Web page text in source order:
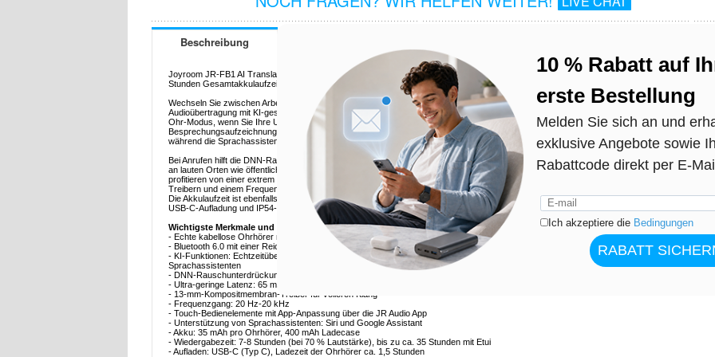
Beschreibung
Joyroom JR-FB1 AI Translation TWS-Kopfhörer - Bluetooth 6.0, DNN-Rauschunterdrückung, 65 ms niedrige Latenz, 13-mm-Treiber, 35
Stunden Gesamtakkulaufzeit, IP54
Wechseln Sie zwischen Arbeit, Anrufen und Spielen, ohne die Ohrhörer zu wechseln. JOYROOM JR-FB1 kombiniert echte kabellose
Audioübertragung mit KI-gestützten Funktionen, die für die tägliche Produktivität und Unterhaltung entwickelt wurden. Verwenden Sie den Ein-
Ohr-Modus, wenn Sie Ihre Umgebung wahrnehmen möchten, oder tragen Sie beide Ohrhörer für vollen Stereoklang. KI-Echtzeitübersetzung,
Besprechungsaufzeichnung und KI-Zusammenfassungserstellung helfen Ihnen auf Reisen, beim Lernen und an arbeitsreichen Tagen,
während die Sprachassistenzunterstützung Ihnen die Hände frei hält.
Bei Anrufen hilft die DNN-Rauschunterdrückung dabei, Hintergrundgeräusche zu reduzieren (angeblich 24-40 dB), sodass Ihre Stimme auch
an lauten Orten wie öffentlichen Verkehrsmitteln, Restaurants oder bei windigen Außenbedingungen klarer bleibt. Gamer und Streamer
profitieren von einer extrem niedrigen Latenz von 65 ms für eine bessere Audio-Video-Synchronisation. Mit 13-mm-Kompositmembran-
Treibern und einem Frequenzbereich von 20 Hz bis 20 kHz erhalten Sie druckvolle Bässe und ausgewogene Details für Musik und Videos.
Die Akkulaufzeit ist ebenfalls auf lange Tage ausgelegt: 7 bis 8 Stunden pro Ladung und bis zu 35 Stunden insgesamt mit dem Ladecase, dazu
USB-C-Aufladung und IP54-Schutz für den täglichen Gebrauch.
Wichtigste Merkmale und Spezifikationen
- Echte kabellose Ohrhörer mit Ein-Ohr- oder Zwei-Ohr-Tragemodus
- Bluetooth 6.0 mit einer Reichweite von bis zu 10 m
- KI-Funktionen: Echtzeitübersetzung, Aufzeichnung von Besprechungen, KI-Zusammenfassungserstellung, Integration von
Sprachassistenten
- DNN-Rauschunterdrückung für klarere Anrufe (angegebene Rauschunterdrückung von 24-40 dB)
- Ultra-geringe Latenz: 65 ms für Gaming und Video-Streaming
- 13-mm-Kompositmembran-Treiber für volleren Klang
- Frequenzgang: 20 Hz-20 kHz
- Touch-Bedienelemente mit App-Anpassung über die JR Audio App
- Unterstützung von Sprachassistenten: Siri und Google Assistant
- Akku: 35 mAh pro Ohrhörer, 400 mAh Ladecase
- Wiedergabezeit: 7-8 Stunden (bei 70 % Lautstärke), bis zu ca. 35 Stunden mit Etui
- Aufladen: USB-C (Typ C), Ladezeit der Ohrhörer ca. 1,5 Stunden